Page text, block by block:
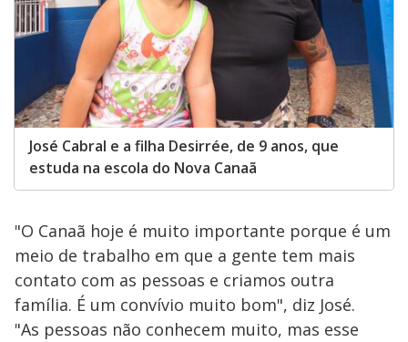
José Cabral e a filha Desirrée, de 9 anos, que
estuda na escola do Nova Canaã
"O Canaã hoje é muito importante porque é um
meio de trabalho em que a gente tem mais
contato com as pessoas e criamos outra
família. É um convívio muito bom", diz José.
"As pessoas não conhecem muito, mas esse